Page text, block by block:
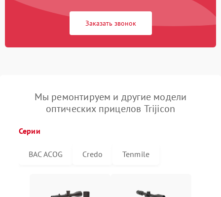
Заказать звонок
Мы ремонтируем и другие модели
оптических прицелов Trijicon
Серии
BAC ACOG Credo Tenmile